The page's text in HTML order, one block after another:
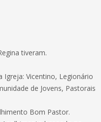
tiveram.
Igreja: Vicentino, Legionário
de Jovens, Pastorais
Bom Pastor.